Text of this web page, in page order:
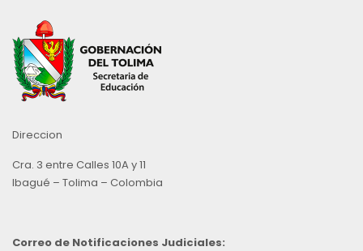
Direccion
Cra. 3 entre Calles 10A y 11
Ibagué – Tolima – Colombia
Correo de Notificaciones Judiciales: